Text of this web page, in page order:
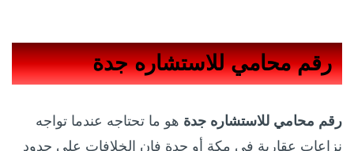
رقم محامي للاستشاره جدة
رقم محامي للاستشاره جدة هو ما تحتاجه عندما تواجه
نزاعات عقارية في مكة أو جدة فإن الخلافات على حدود